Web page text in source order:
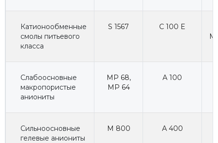
Катионообменные
смолы питьевого
класса
S 1567 C 100 E
Слабоосновные
макропористые
аниониты
MP 68,
MP 64
A 100
Сильноосновные
гелевые аниониты
M 800 A 400